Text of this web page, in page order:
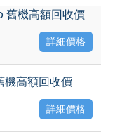
舊機高額回收價
詳細價格
機高額回收價
詳細價格